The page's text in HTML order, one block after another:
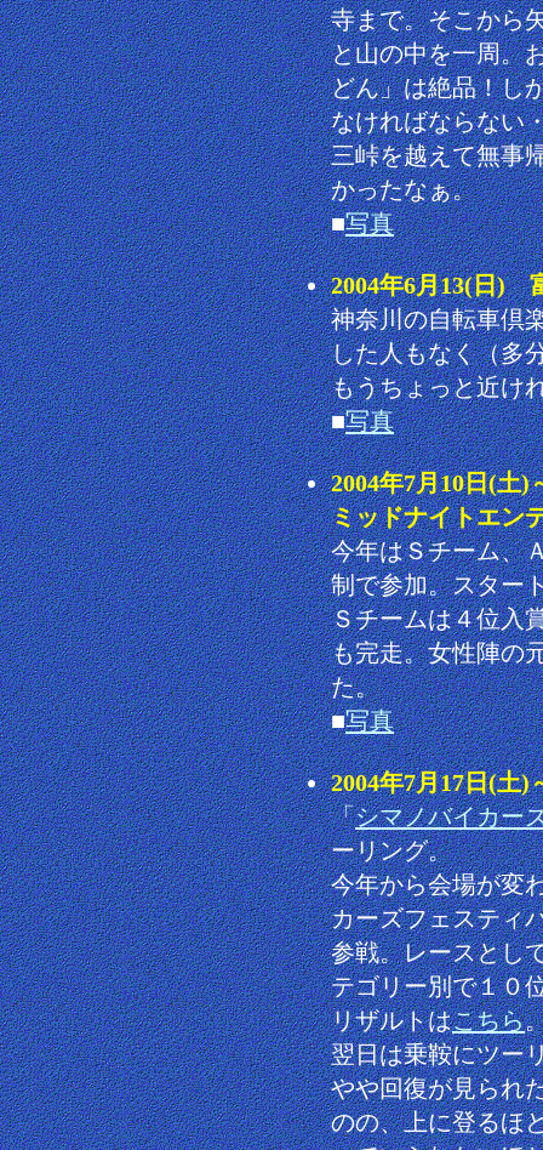
寺まで。そこから
と山の中を一周。
どん」は絶品！し
なければならない
三峠を越えて無事
かったなぁ。
■写真
2004年6月13(日)
神奈川の自転車倶
した人もなく（多
もうちょっと近け
■写真
2004年7月10日(
ミッドナイトエン
今年はＳチーム、
制で参加。スター
Ｓチームは４位入
も完走。女性陣の
た。
■写真
2004年7月17日(土
「シマノバイカー
ーリング。
今年から会場が変
カーズフェスティ
参戦。レースとし
テゴリー別で１０
リザルトはこちら
翌日は乗鞍にツー
やや回復が見られ
のの、上に登るほ